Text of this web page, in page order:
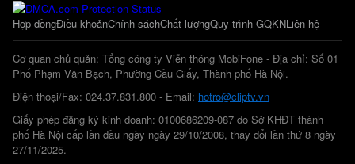
Hợp đồngĐiều khoảnChính sáchChất lượngQuy trình GQKNLiên hệ
Cơ quan chủ quản: Tổng công ty Viễn thông MobiFone - Địa chỉ: Số 01
Phố Phạm Văn Bạch, Phường Cầu Giấy, Thành phố Hà Nội.
Điện thoại/Fax: 024.37.831.800 - Email: hotro@cliptv.vn
Giấy phép đăng ký kinh doanh: 0100686209-087 do Sở KHĐT thành
phố Hà Nội cấp lần đầu ngày ngày 29/10/2008, thay đổi lần thứ 8 ngày
27/11/2025.